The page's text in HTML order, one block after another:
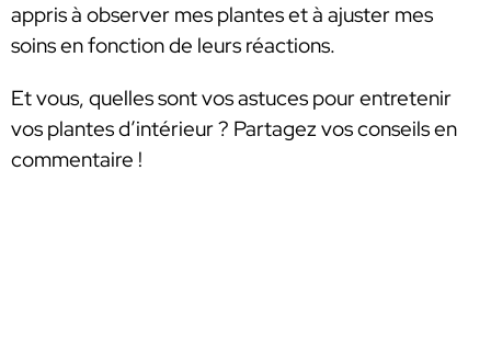
appris à observer mes plantes et à ajuster mes
soins en fonction de leurs réactions.
Et vous, quelles sont vos astuces pour entretenir
vos plantes d’intérieur ? Partagez vos conseils en
commentaire !